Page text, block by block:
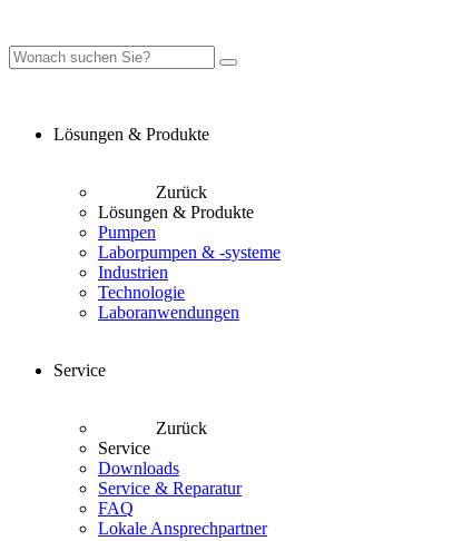
Lösungen & Produkte
Zurück
Lösungen & Produkte
Pumpen
Laborpumpen & -systeme
Industrien
Technologie
Laboranwendungen
Service
Zurück
Service
Downloads
Service & Reparatur
FAQ
Lokale Ansprechpartner